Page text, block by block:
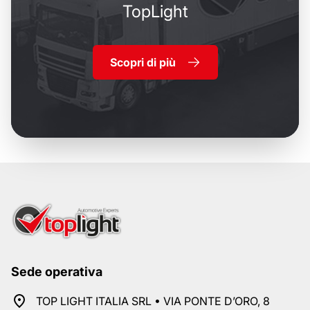
TopLight
Scopri di più
Sede operativa
TOP LIGHT ITALIA SRL • VIA PONTE D’ORO, 8